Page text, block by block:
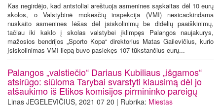
Kas negirdėjo, kad antstoliai areštuoja asmenines sąskaitas dėl 10 eurų
skolos, o Valstybinė mokesčių inspekcija (VMI) nesicackindama
nuskaito asmenines lėšas dėl įsiskolinimų be didelių paaiškinimų,
tačiau iki kaklo į skolas valstybei įklimpęs Palangos naujakurys,
mažosios bendrijos „Sporto Kopa“ direktorius Matas Gailevičius, kurio
įsiskolinimas VMI liepą buvo pasiekęs 107 tūkstančius eurų...
Palangos „valstiečio“ Dariaus Kubiliaus „išgamos“
atsirūgo: siūloma Tarybai svarstyti klausimą dėl jo
atšaukimo iš Etikos komisijos pirmininko pareigų
Linas JEGELEVIČIUS, 2021 07 20 | Rubrika: Miestas